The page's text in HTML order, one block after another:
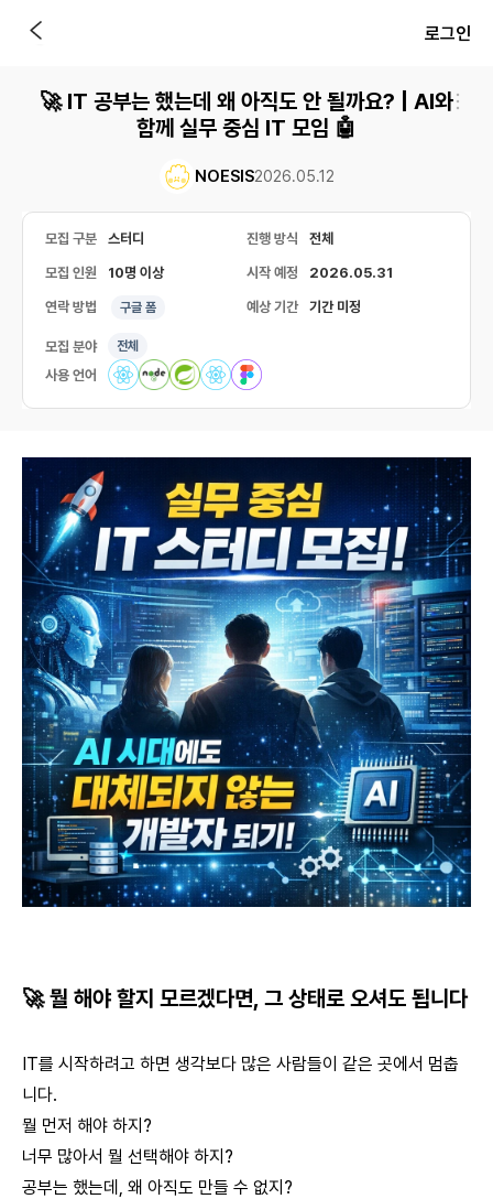
로그인
🚀 IT 공부는 했는데 왜 아직도 안 될까요? | AI와
함께 실무 중심 IT 모임 🤖
NOESIS2026.05.12
모집 구분 스터디 진행 방식 전체
모집 인원 10명 이상 시작 예정 2026.05.31
연락 방법 구글 폼 예상 기간 기간 미정
모집 분야 전체
사용 언어
🚀 뭘 해야 할지 모르겠다면, 그 상태로 오셔도 됩니다
IT를 시작하려고 하면 생각보다 많은 사람들이 같은 곳에서 멈춥
니다.
뭘 먼저 해야 하지?
너무 많아서 뭘 선택해야 하지?
공부는 했는데, 왜 아직도 만들 수 없지?